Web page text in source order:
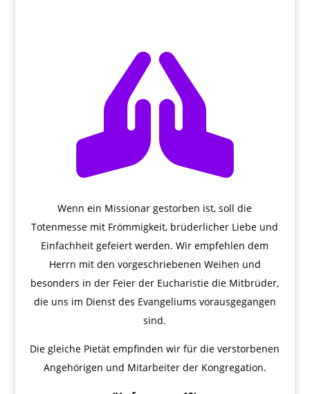

Wenn ein Missionar gestorben ist, soll die
Totenmesse mit Frömmigkeit, brüderlicher Liebe und
Einfachheit gefeiert werden. Wir empfehlen dem
Herrn mit den vorgeschriebenen Weihen und
besonders in der Feier der Eucharistie die Mitbrüder,
die uns im Dienst des Evangeliums vorausgegangen
sind.
Die gleiche Pietät empfinden wir für die verstorbenen
Angehörigen und Mitarbeiter der Kongregation.